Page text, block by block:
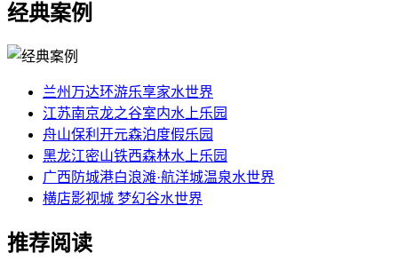
经典案例
兰州万达环游乐享家水世界
江苏南京龙之谷室内水上乐园
舟山保利开元森泊度假乐园
黑龙江密山铁西森林水上乐园
广西防城港白浪滩·航洋城温泉水世界
横店影视城 梦幻谷水世界
推荐阅读